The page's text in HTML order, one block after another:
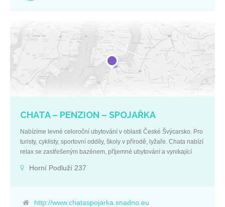
CHATA – PENZION – SPOJAŘKA
Nabízíme levné celoroční ubytování v oblasti České Švýcarsko. Pro
turisty, cyklisty, sportovní oddíly, školy v přírodě, lyžaře. Chata nabízí
relax se zastřešeným bazénem, příjemné ubytování a vynikající
Hřensko, Pravčická brána. Horní Podluží 237 Jiří Vejnar
Horní Podluží 237
http://www.chataspojarka.snadno.eu